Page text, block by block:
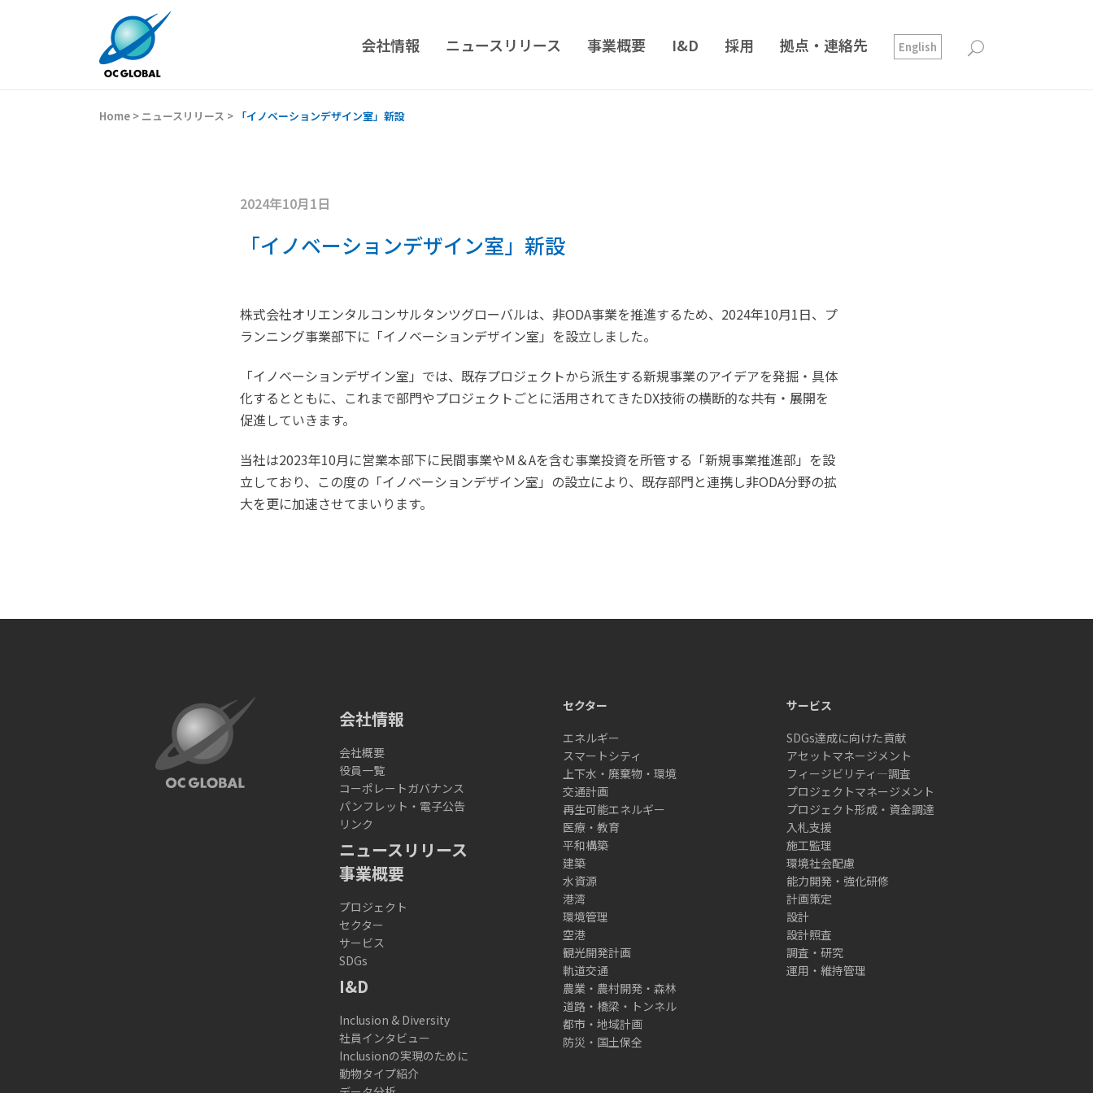
会社情報 ニュースリリース 事業概要 I&D 採用 拠点・連絡先 English
Home > ニュースリリース > 「イノベーションデザイン室」新設
2024年10月1日
「イノベーションデザイン室」新設
株式会社オリエンタルコンサルタンツグローバルは、非ODA事業を推進するため、2024年10月1日、プ
ランニング事業部下に「イノベーションデザイン室」を設立しました。
「イノベーションデザイン室」では、既存プロジェクトから派生する新規事業のアイデアを発掘・具体
化するとともに、これまで部門やプロジェクトごとに活用されてきたDX技術の横断的な共有・展開を
促進していきます。
当社は2023年10月に営業本部下に民間事業やM＆Aを含む事業投資を所管する「新規事業推進部」を設
立しており、この度の「イノベーションデザイン室」の設立により、既存部門と連携し非ODA分野の拡
大を更に加速させてまいります。
会社情報
会社概要
役員一覧
コーポレートガバナンス
パンフレット・電子公告
リンク
ニュースリリース
事業概要
プロジェクト
セクター
サービス
SDGs
I&D
Inclusion & Diversity
社員インタビュー
Inclusionの実現のために
動物タイプ紹介
セクター
エネルギー
スマートシティ
上下水・廃棄物・環境
交通計画
再生可能エネルギー
医療・教育
平和構築
建築
水資源
港湾
環境管理
空港
観光開発計画
軌道交通
農業・農村開発・森林
道路・橋梁・トンネル
都市・地域計画
防災・国土保全
サービス
SDGs達成に向けた貢献
アセットマネージメント
フィージビリティ―調査
プロジェクトマネージメント
プロジェクト形成・資金調達
入札支援
施工監理
環境社会配慮
能力開発・強化研修
計画策定
設計
設計照査
調査・研究
運用・維持管理